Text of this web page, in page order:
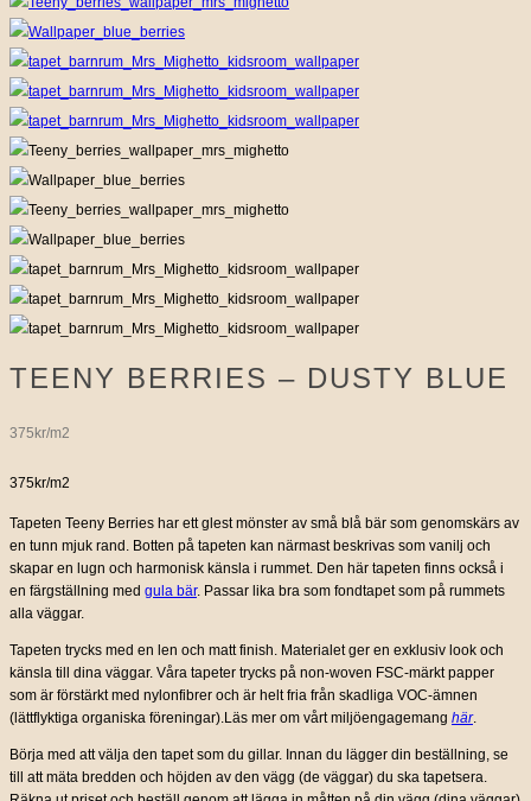
TEENY BERRIES – DUSTY BLUE
375kr/m2
375kr/m2
Tapeten Teeny Berries har ett glest mönster av små blå bär som genomskärs av
en tunn mjuk rand. Botten på tapeten kan närmast beskrivas som vanilj och
skapar en lugn och harmonisk känsla i rummet. Den här tapeten finns också i
en färgställning med gula bär. Passar lika bra som fondtapet som på rummets
alla väggar.
Tapeten trycks med en len och matt finish. Materialet ger en exklusiv look och
känsla till dina väggar. Våra tapeter trycks på non-woven FSC-märkt papper
som är förstärkt med nylonfibrer och är helt fria från skadliga VOC-ämnen
(lättflyktiga organiska föreningar).Läs mer om vårt miljöengagemang här.
Börja med att välja den tapet som du gillar. Innan du lägger din beställning, se
till att mäta bredden och höjden av den vägg (de väggar) du ska tapetsera.